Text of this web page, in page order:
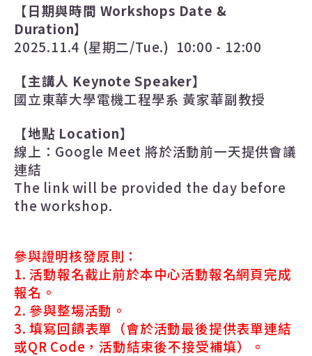
【日期與時間 Workshops Date &
Duration】
2025.11.4 (星期二/Tue.) 10:00 - 12:00
【主講人 Keynote Speaker】
國立東華大學電機工程學系 黃家華副教授
【地點 Location】
線上 ： Google Meet將於活動前一天提供會議
連結
The link will be provided the day before
the workshop.
參與證明核發原則：
1. 活動報名截止前於本中心活動報名網頁完成
報名。
2. 參與整場活動。
3. 填寫回饋表單（會於活動最後提供表單連結
或QR Code ，活動結束後不接受補填）。